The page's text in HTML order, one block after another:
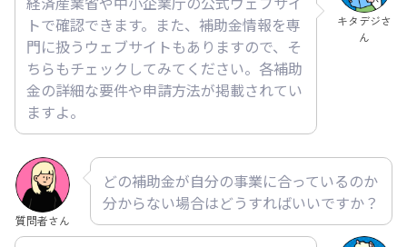
キタデジさ
ん
トで確認できます。また、補助金情報を専
門に扱うウェブサイトもありますので、そ
ちらもチェックしてみてください。各補助
金の詳細な要件や申請方法が掲載されてい
ますよ。
質問者さん
どの補助金が自分の事業に合っているのか
分からない場合はどうすればいいですか？